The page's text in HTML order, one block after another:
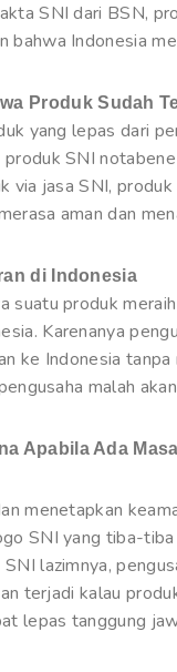
SNI dari BSN,
bahwa Indonesia
Produk Sudah
yang lepas dari
SNI
via jasa SNI,
aman dan
di Indonesia
suatu produk
Karenanya
ke Indonesia
malah
Apabila Ada
menetapkan
SNI yang tiba-
lazimnya,
terjadi kalau
lepas tanggung